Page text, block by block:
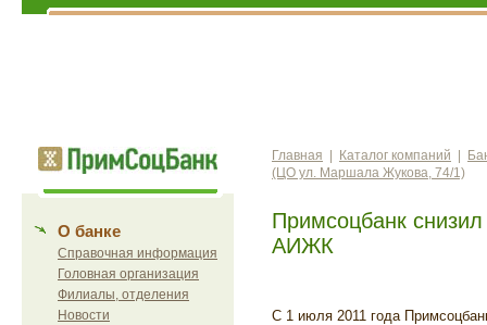
О банке
Справочная информация
Головная организация
Филиалы, отделения
Новости
Главная Каталог компаний
(ЦО ул. Маршала Жукова, 74/1)
Примсоцбанк снизил
АИЖК
С 1 июля 2011 года